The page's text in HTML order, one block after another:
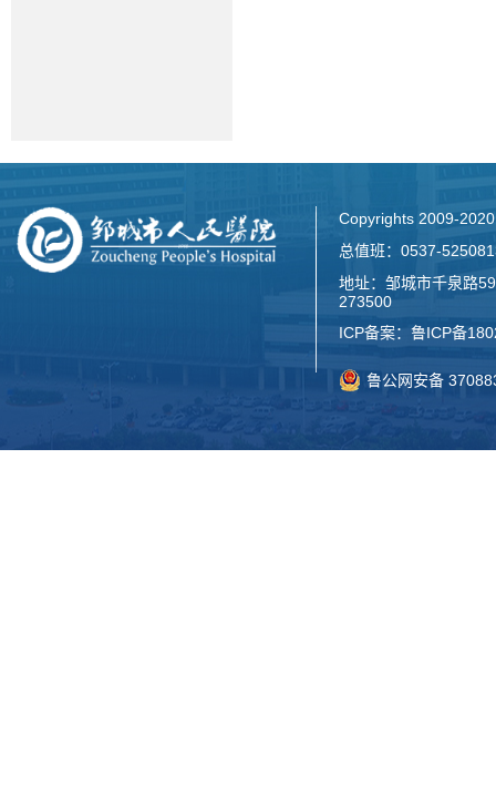
Copyrights 2009-
总值班：0537-
地址：邹城市千泉路
273500
ICP备案： 鲁ICP备
鲁公网安备